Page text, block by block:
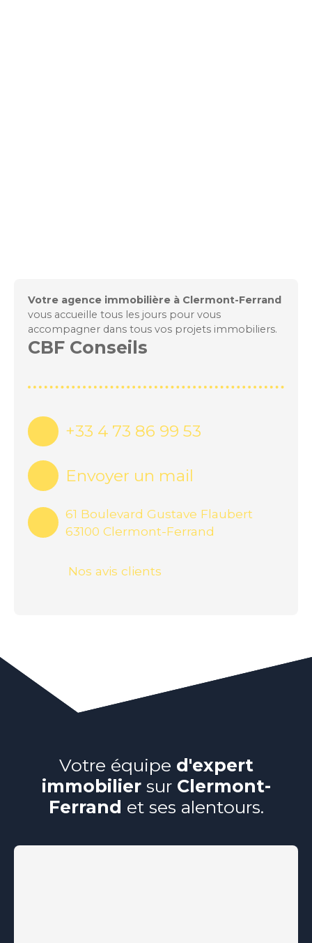
Votre agence immobilière à Clermont-Ferrand
vous accueille tous les jours pour vous
accompagner dans tous vos projets immobiliers.
CBF Conseils
+33 4 73 86 99 53
Envoyer un mail
61 Boulevard Gustave Flaubert
63100 Clermont-Ferrand
Nos avis clients
Votre équipe d'expert
immobiliersur Clermont-
Ferrand et ses alentours.